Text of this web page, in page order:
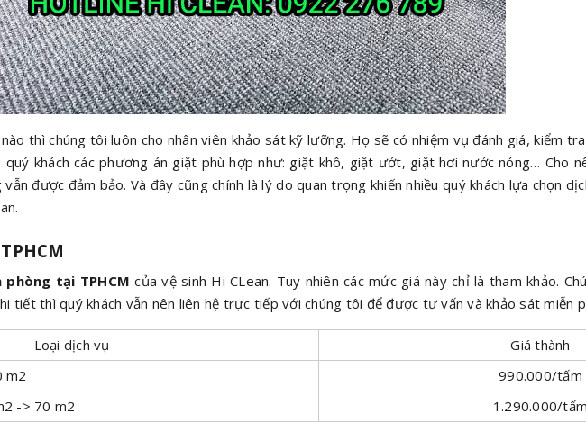
thì chúng tôi luôn cho nhân viên khảo sát kỹ lưỡng. Họ sẽ có nhiệm vụ đánh giá, kiểm
khách các phương án giặt phù hợp như: giặt khô, giặt ướt, giặt hơi nước nóng… Cho
được đảm bảo. Và đây cũng chính là lý do quan trọng khiến nhiều quý khách lựa chọn
tại TPHCM của vệ sinh Hi CLean. Tuy nhiên các mức giá này chỉ là tham khảo.
tiết thì quý khách vẫn nên liên hệ trực tiếp với chúng tôi để được tư vấn và khảo sát miễn
Loại dịch vụ
Giá thành
m2
990.000/tấm
-> 70 m2
1.290.000/tấm